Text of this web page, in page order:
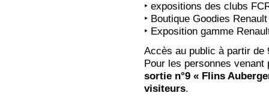
‣ expositions des clubs
‣ Boutique Goodies Renault
‣ Exposition gamme
Accès au public à partir de
Pour les personnes venant
sortie n°9 « Flins
visiteurs.